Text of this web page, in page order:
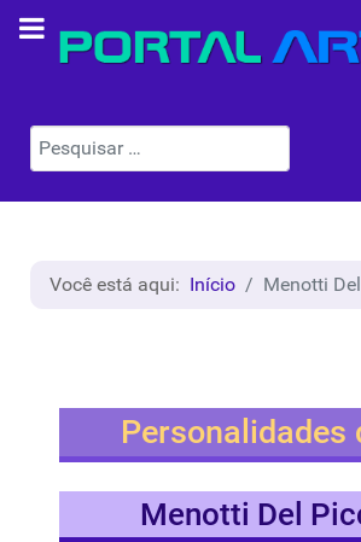
Pesquisar
Você está aqui: Início Menotti
Personalidades
Menotti Del